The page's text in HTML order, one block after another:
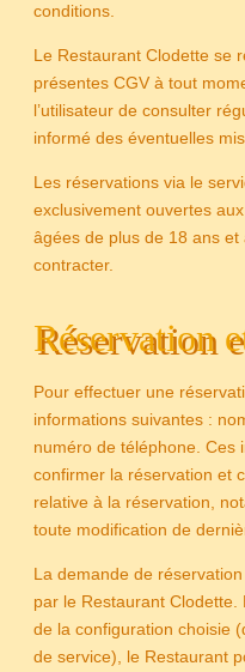
conditions.
Le Restaurant Clodette se
présentes CGV à tout
l’utilisateur de consulter
informé des éventuelles
Les réservations via le
exclusivement ouvertes
âgées de plus de 18 ans
contracter.
Réservation
Pour effectuer une
informations suivantes :
numéro de téléphone. Ces
confirmer la réservation et
relative à la réservation,
toute modification de
La demande de
par le Restaurant
de la configuration choisie
de service), le Restaurant